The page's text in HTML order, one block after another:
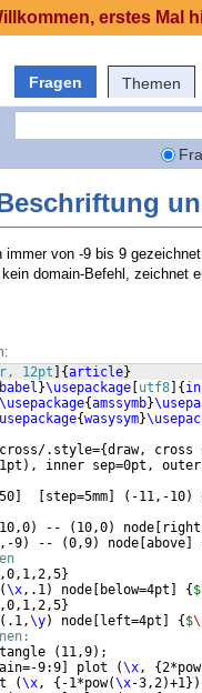
Fragen Themen
von -9 bis 9
domain-Befehl, zeichnet
12pt {article}
babel }\usepackage utf8 {
\usepackage{amssymb}
{wasysym}
cross/.style={draw, cross
) , inner sep=0pt, outer
step=5mm ( -11,-10)
) -- ( 10,0) node right
9) -- (0,9) node above
}
(\x,.1) node below=4pt { $
}
( .1,\y) node left=4pt { $
( 11,9) ;
9:9 plot (\x, {2*pow
(\x, { -1*pow(\x-3,2)+1})
erstes Mal